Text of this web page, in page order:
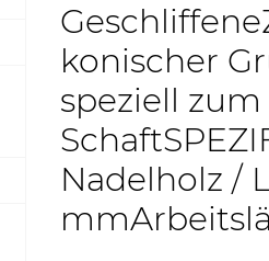
konischer
speziell
Nadelholz /